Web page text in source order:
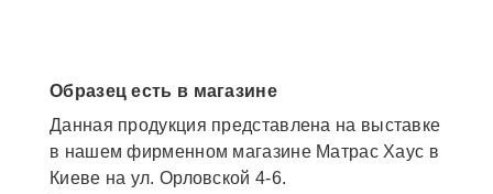
Образец есть в магазине
Данная продукция представлена на выставке
в нашем фирменном магазине Матрас Хаус в
Киеве на ул. Орловской 4-6.